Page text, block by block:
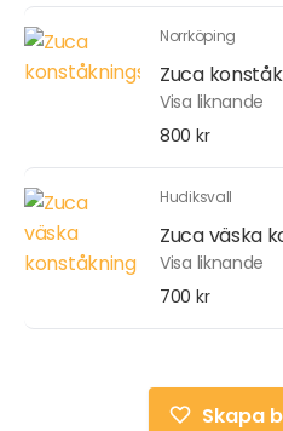
Norrköping
Zuca
Visa liknande
800 kr
Hudiksvall
Zuca väska
Visa liknande
700 kr
Skapa